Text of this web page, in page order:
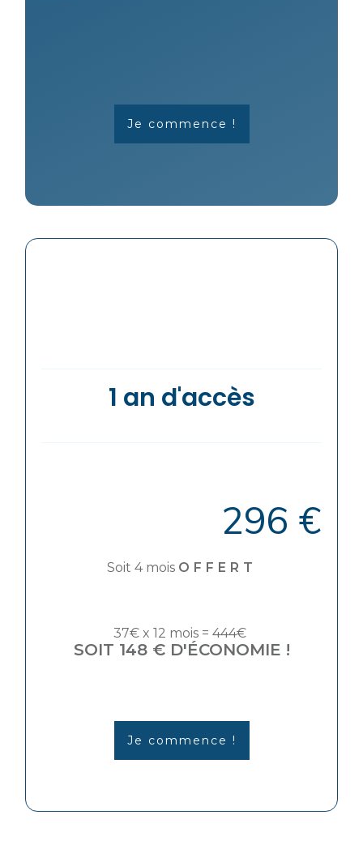
Je commence !
1 an d'accès
296 €
Soit 4 mois OFFERT
37€ x 12 mois = 444€
SOIT 148 € D'ÉCONOMIE !
Je commence !